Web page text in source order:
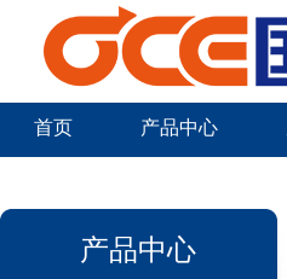
首页 产品中心
产品中心